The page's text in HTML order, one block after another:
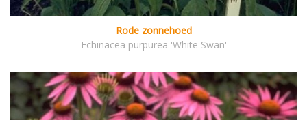
Rode zonnehoed
Echinacea purpurea 'White Swan'